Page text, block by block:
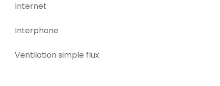
Internet
Interphone
Ventilation simple flux